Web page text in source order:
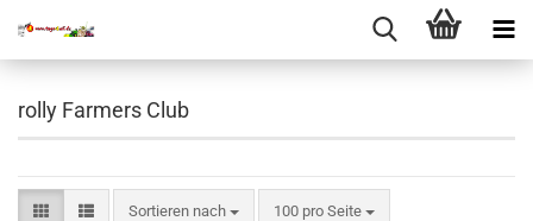
rolly Farmers Club
Sortieren nach
Sortieren nach 100 pro Seite
pro Seite